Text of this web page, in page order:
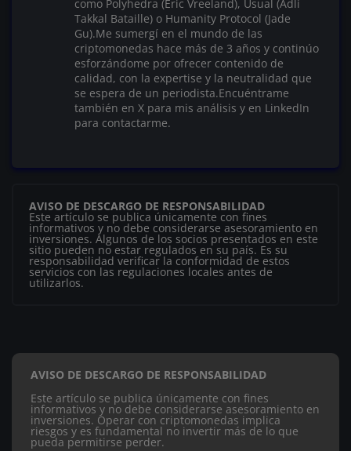
como Polyhedra (Eric Vreeland), Usual (Adli
Takkal Bataille) o Humanity Protocol (Jade
Gu).Me sumergí en el mundo de las
criptomonedas hace más de 3 años y continúo
esforzándome por ofrecer contenido de
calidad, con la expertise y la neutralidad que
se espera de un periodista.Encuéntrame
también en X para mis análisis y en LinkedIn
para contactarme.
AVISO DE DESCARGO DE RESPONSABILIDAD
Este artículo se publica únicamente con fines
informativos y no debe considerarse asesoramiento en
inversiones. Algunos de los socios presentados en este
sitio pueden no estar regulados en su país. Es su
responsabilidad verificar la conformidad de estos
servicios con las regulaciones locales antes de
utilizarlos.
AVISO DE DESCARGO DE RESPONSABILIDAD
Este artículo se publica únicamente con fines
informativos y no debe considerarse asesoramiento en
inversiones. Operar con criptomonedas implica
riesgos y es fundamental no invertir más de lo que
pueda permitirse perder.